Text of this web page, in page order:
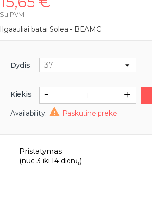
Su PVM
Ilgaauliai batai Solea - BEAMO
Dydis
Kiekis
Availability:  Paskutinė prekė
Pristatymas
(nuo 3 iki 14 dienų)